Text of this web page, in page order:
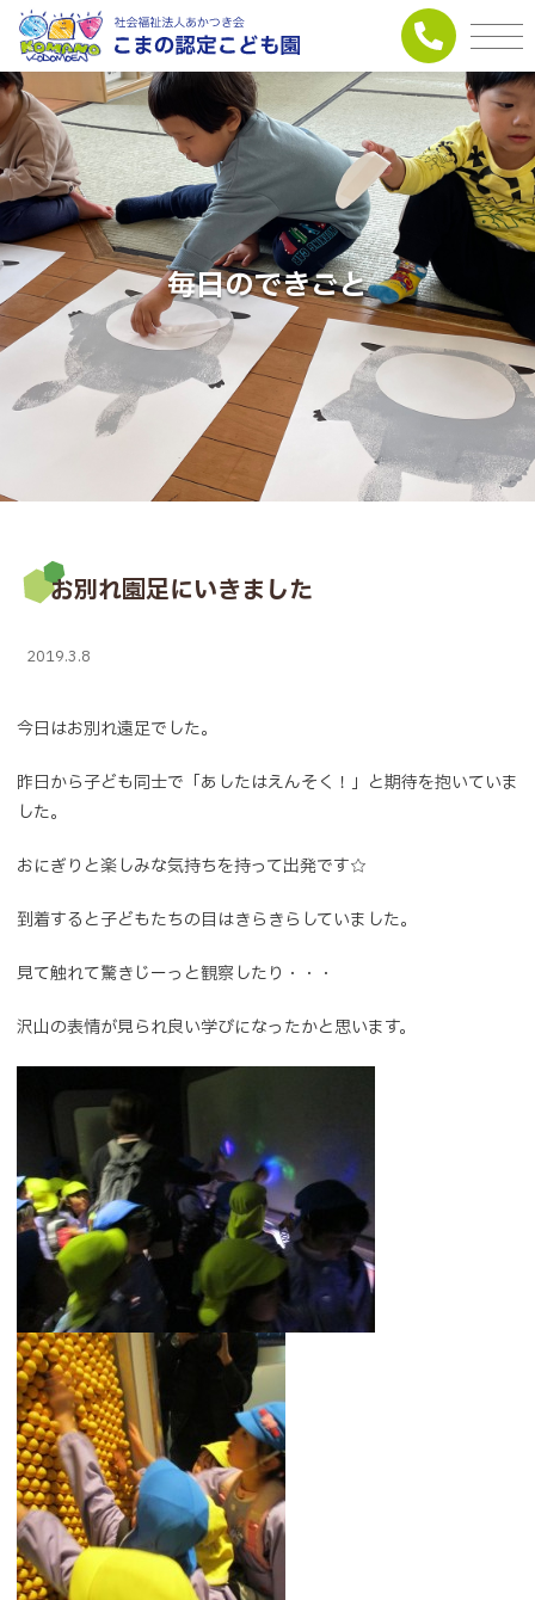
毎日のできごと
お別れ園足にいきました
2019.3.8
今日はお別れ遠足でした。
昨日から子ども同士で「あしたはえんそく！」と期待を抱いていま
した。
おにぎりと楽しみな気持ちを持って出発です☆
到着すると子どもたちの目はきらきらしていました。
見て触れて驚きじーっと観察したり・・・
沢山の表情が見られ良い学びになったかと思います。